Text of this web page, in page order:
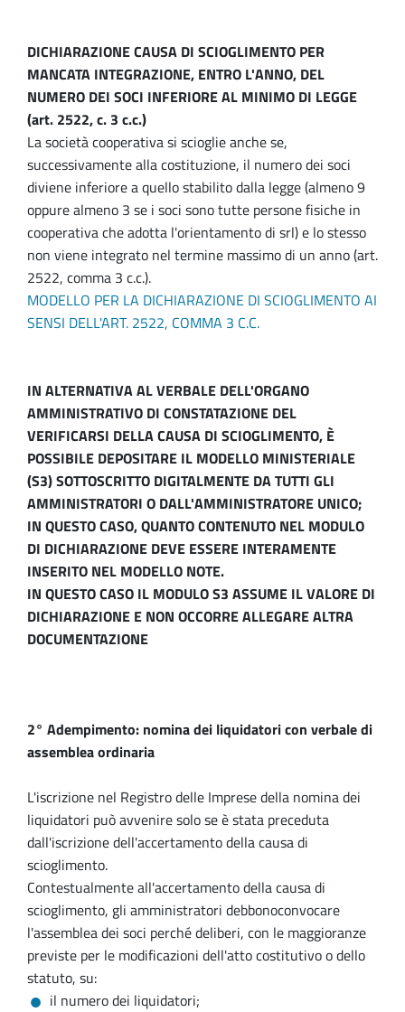
DICHIARAZIONE CAUSA DI SCIOGLIMENTO PER
MANCATA INTEGRAZIONE, ENTRO L'ANNO, DEL
NUMERO DEI SOCI INFERIORE AL MINIMO DI LEGGE
(art. 2522, c. 3 c.c.)
La società cooperativa si scioglie anche se,
successivamente alla costituzione, il numero dei soci
diviene inferiore a quello stabilito dalla legge (almeno 9
oppure almeno 3 se i soci sono tutte persone fisiche in
cooperativa che adotta l'orientamento di srl) e lo stesso
non viene integrato nel termine massimo di un anno (art.
2522, comma 3 c.c.).
MODELLO PER LA DICHIARAZIONE DI SCIOGLIMENTO AI
SENSI DELL'ART. 2522, COMMA 3 C.C.
IN ALTERNATIVA AL VERBALE DELL'ORGANO
AMMINISTRATIVO DI CONSTATAZIONE DEL
VERIFICARSI DELLA CAUSA DI SCIOGLIMENTO, È
POSSIBILE DEPOSITARE IL MODELLO MINISTERIALE
(S3) SOTTOSCRITTO DIGITALMENTE DA TUTTI GLI
AMMINISTRATORI O DALL'AMMINISTRATORE UNICO;
IN QUESTO CASO, QUANTO CONTENUTO NEL MODULO
DI DICHIARAZIONE DEVE ESSERE INTERAMENTE
INSERITO NEL MODELLO NOTE.
IN QUESTO CASO IL MODULO S3 ASSUME IL VALORE DI
DICHIARAZIONE E NON OCCORRE ALLEGARE ALTRA
DOCUMENTAZIONE
2° Adempimento: nomina dei liquidatori con verbale di
assemblea ordinaria
L'iscrizione nel Registro delle Imprese della nomina dei
liquidatori può avvenire solo se è stata preceduta
dall'iscrizione dell'accertamento della causa di
scioglimento.
Contestualmente all'accertamento della causa di
scioglimento, gli amministratori debbonoconvocare
l'assemblea dei soci perché deliberi, con le maggioranze
previste per le modificazioni dell'atto costitutivo o dello
statuto, su:
il numero dei liquidatori;